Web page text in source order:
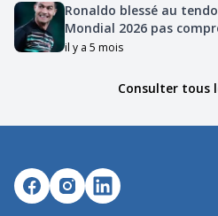
Ronaldo blessé au
Mondial 2026 pas
il y a 5 mois
Consulter tous